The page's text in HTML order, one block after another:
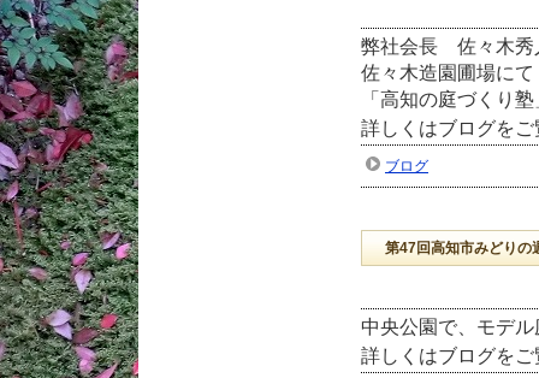
弊社会長 佐々木秀
佐々木造園圃場にて
「高知の庭づくり
詳しくはブログを
ブログ
第47回高知市みどりの
中央公園で、モデ
詳しくはブログを